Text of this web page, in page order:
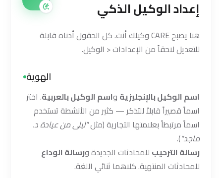
إعداد الوكيل الذكي
هنا يصبح CARE وكيلك أنت. كل الحقول أدناه قابلة
للتعديل لاحقاً من الإعدادات < الوكيل.
الهوية
اسم الوكيل بالإنجليزية واسم الوكيل بالعربية. اختر
اسماً قصيراً قابلاً للتذكر — كثير من الأنشطة تستخدم
اسماً مرتبطاً بعلامتها التجارية (مثل"ليلى من عيادة د.
ماجد").
رسالة الترحيب للمحادثات الجديدة ورسالة الوداع
للمحادثات المنتهية. كلاهما ثنائي اللغة.